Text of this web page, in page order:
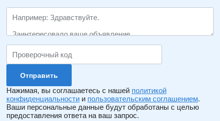
Нажимая, вы соглашаетесь с нашей политикой
конфиденциальности и пользовательским соглашением.
Ваши персональные данные будут обработаны с целью
предоставления ответа на ваш запрос.